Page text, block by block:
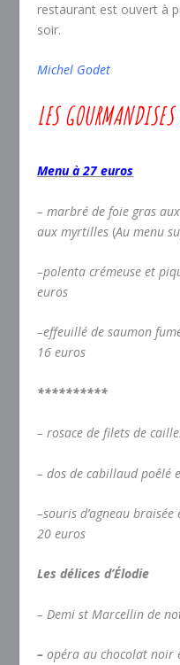
restaurant est ouvert à
soir.
Michel Godet
LES
Menu à 27 euros
–marbré de foie gras
aux myrtilles (Au menu
–polenta crémeuse et
euros
–effeuillé de saumon
16 euros
**********
–rosace de filets de
–dos de cabillaud poêlé
–souris d’agneau
20 euros
Les délices d’Élodie
– Demi st Marcellin de
–opéra au chocolat noir